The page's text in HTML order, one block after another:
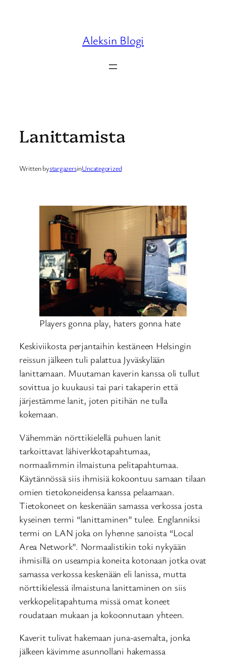
Aleksin Blogi
Lanittamista
Written bystargazersinUncategorized
Players gonna play, haters gonna hate
Keskiviikosta perjantaihin kestäneen Helsingin
reissun jälkeen tuli palattua Jyväskylään
lanittamaan. Muutaman kaverin kanssa oli tullut
sovittua jo kuukausi tai pari takaperin että
järjestämme lanit, joten pitihän ne tulla
kokemaan.
Vähemmän nörttikielellä puhuen lanit
tarkoittavat lähiverkkotapahtumaa,
normaalimmin ilmaistuna pelitapahtumaa.
Käytännössä siis ihmisiä kokoontuu samaan tilaan
omien tietokoneidensa kanssa pelaamaan.
Tietokoneet on keskenään samassa verkossa josta
kyseinen termi “lanittaminen” tulee. Englanniksi
termi on LAN joka on lyhenne sanoista “Local
Area Network”. Normaalistikin toki nykyään
ihmisillä on useampia koneita kotonaan jotka ovat
samassa verkossa keskenään eli lanissa, mutta
nörttikielessä ilmaistuna lanittaminen on siis
verkkopelitapahtuma missä omat koneet
roudataan mukaan ja kokoonnutaan yhteen.
Kaverit tulivat hakemaan juna-asemalta, jonka
jälkeen kävimme asunnollani hakemassa